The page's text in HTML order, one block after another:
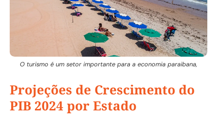
O turismo é um setor importante para a economia paraibana,
Projeções de Crescimento do
PIB 2024 por Estado